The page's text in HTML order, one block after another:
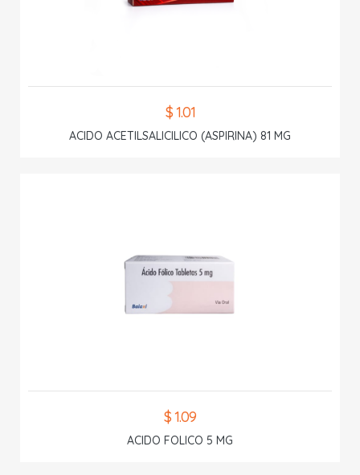
$ 1.01
ACIDO ACETILSALICILICO (ASPIRINA) 81 MG
$ 1.09
ACIDO FOLICO 5 MG